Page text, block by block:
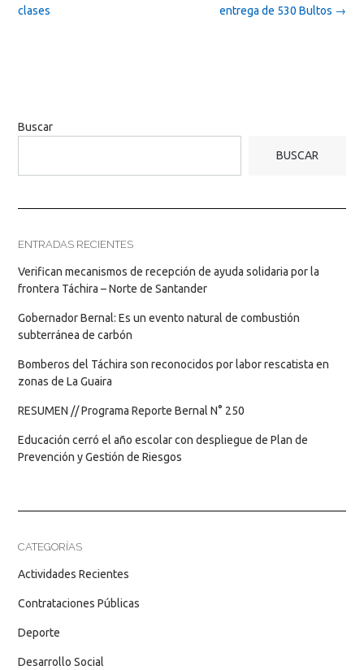
entrega de 530 Bultos →
clases
Buscar
BUSCAR
ENTRADAS RECIENTES
Verifican mecanismos de recepción de ayuda solidaria por la
frontera Táchira – Norte de Santander
Gobernador Bernal: Es un evento natural de combustión
subterránea de carbón
Bomberos del Táchira son reconocidos por labor rescatista en
zonas de La Guaira
RESUMEN // Programa Reporte Bernal N° 250
Educación cerró el año escolar con despliegue de Plan de
Prevención y Gestión de Riesgos
CATEGORÍAS
Actividades Recientes
Contrataciones Públicas
Deporte
Desarrollo Social